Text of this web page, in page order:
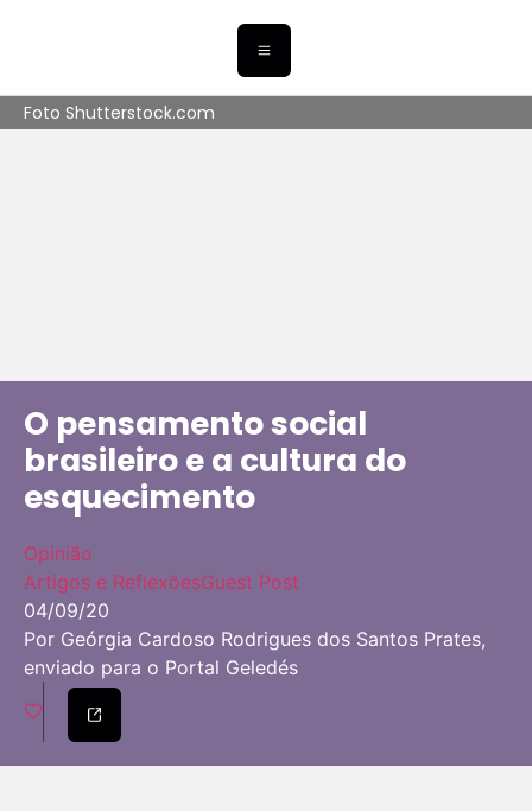
Foto Shutterstock.com
O pensamento social
brasileiro e a cultura do
esquecimento
Opinião
Artigos e ReflexõesGuest Post
04/09/20
Por Geórgia Cardoso Rodrigues dos Santos Prates,
enviado para o Portal Geledés